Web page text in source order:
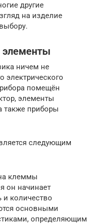
другие
на изделие
элементы
ничем не
электрического
помещён
элементы
также приборы
следующим
клеммы
он начинает
и количество
основными
определяющим